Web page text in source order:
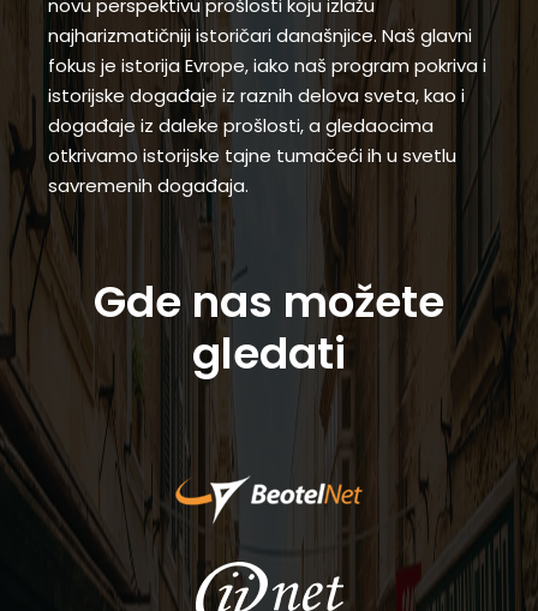
novu perspektivu prošlosti koju izlažu
najharizmatičniji istoričari današnjice. Naš glavni
fokus je istorija Evrope, iako naš program pokriva i
istorijske događaje iz raznih delova sveta, kao i
događaje iz daleke prošlosti, a gledaocima
otkrivamo istorijske tajne tumačeći ih u svetlu
savremenih događaja.
Gde nas možete
gledati